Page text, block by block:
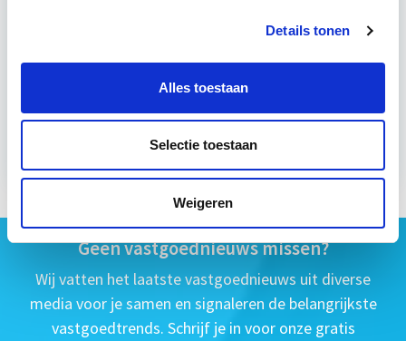
Details tonen
Alles toestaan
Selectie toestaan
Weigeren
Meer informatie
Geen vastgoednieuws missen?
Wij vatten het laatste vastgoednieuws uit diverse
media voor je samen en signaleren de belangrijkste
vastgoedtrends. Schrijf je in voor onze gratis